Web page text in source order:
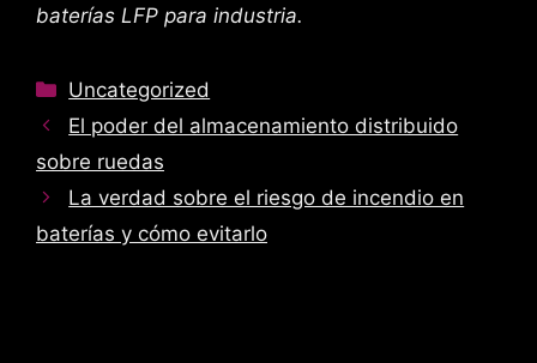
baterías LFP para industria.
Categorías
Uncategorized
El poder del almacenamiento distribuido
sobre ruedas
La verdad sobre el riesgo de incendio en
baterías y cómo evitarlo